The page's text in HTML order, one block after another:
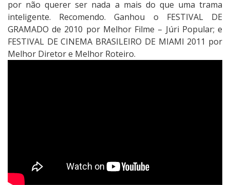
por não querer ser nada a mais do que uma trama
inteligente. Recomendo. Ganhou o FESTIVAL DE
GRAMADO de 2010 por Melhor Filme – Júri Popular; e
FESTIVAL DE CINEMA BRASILEIRO DE MIAMI 2011 por
Melhor Diretor e Melhor Roteiro.